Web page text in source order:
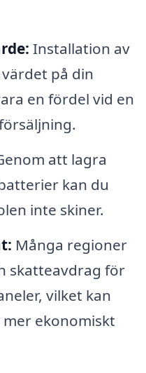
Installation av
på din
en fördel vid en
att lagra
kan du
inte skiner.
Många regioner
skatteavdrag för
vilket kan
ekonomiskt